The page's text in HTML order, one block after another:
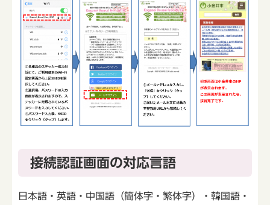
接続認証画面の対応言語
日本語・英語・中国語（簡体字・繁体字）・韓国語・